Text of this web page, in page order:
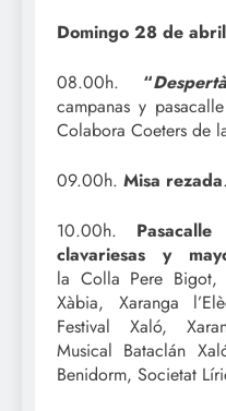
Domingo 28 de
08.00h. “
campanas y
Colabora Coeters de
09.00h. Misa rezada.
10.00h.
clavariesas y
la Colla Pere Bigot,
Xàbia, Xaranga
Festival Xaló,
Musical Bataclán
Benidorm, Societat